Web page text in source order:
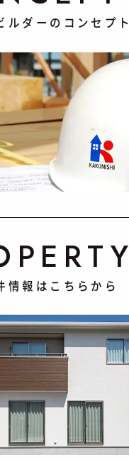
ルダーのコンセプト
情報はこちらから